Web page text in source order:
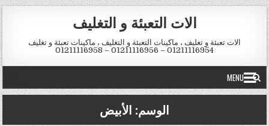
Skip to content
الات التعبئة و التغليف
الات تعبئة و تغليف ، ماكينات التعبئة و التغليف ، ماكينات تعبئة و تغليف
01211116954 – 01211116956 – 01211116958
MENU
الوسم: الأبيض